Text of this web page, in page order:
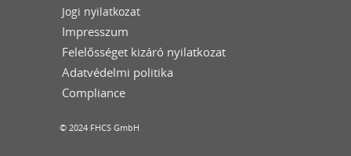
Jogi nyilatkozat
Impresszum
Felelősséget kizáró nyilatkozat
Adatvédelmi politika
Compliance
© 2024 FHCS GmbH